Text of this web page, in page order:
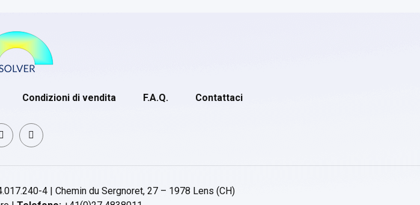
Condizioni di vendita F.A.Q. Contattaci
4 | Chemin du Sergnoret, 27 – 1978 Lens (CH)